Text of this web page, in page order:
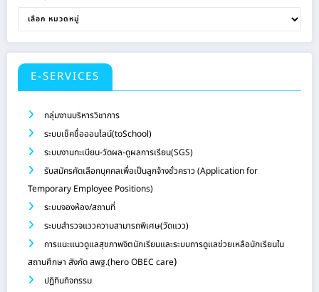
E-SERVICES
กลุ่มงานบริหารวิชาการ
ระบบเช็คชื่อออนไลน์(toSchool)
ระบบงานทะเบียน-วัดผล-ดูผลการเรียน(SGS)
รับสมัครคัดเลือกบุคคลเพื่อเป็นลูกจ้างชั่วคราว (Application for
Temporary Employee Positions)
ระบบจองห้อง/สถานที่
ระบบสำรวจแววความสามารถพิเศษ(วัดแวว)
การแนะแนวดูแลสุขภาพจิตนักเรียนและระบบการดูแลช่วยเหลือนักเรียนใน
สถานศึกษา สังกัด สพฐ.(hero OBEC care)
ปฏิทินกิจกรรม